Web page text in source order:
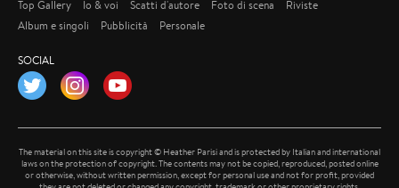
Top Gallery
Io & voi Scatti d'autore Foto di scena
Riviste
Album e singoli
Pubblicità Personale
SOCIAL
Twitter
Instagram
The material on this site is copyright © Heather Parisi and is protected by Italian and international
laws on the protection of copyright. The contents may not be copied, reproduced, posted online
or otherwise, without written permission, except for personal use and not for profit, provided